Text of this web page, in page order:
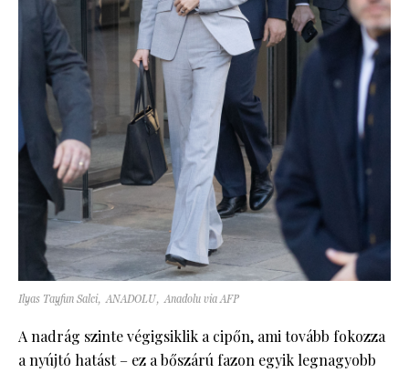
Ilyas Tayfun Salci, ANADOLU, Anadolu via AFP
A nadrág szinte végigsiklik a cipőn, ami tovább fokozza
a nyújtó hatást – ez a bőszárú fazon egyik legnagyobb